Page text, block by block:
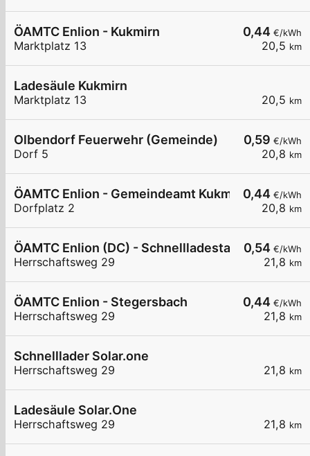
0,44 €/kWh
20,5 km
ÖAMTC Enlion - Kukmirn
Marktplatz 13
20,5 km
Ladesäule Kukmirn
Marktplatz 13
0,59 €/kWh
20,8 km
Olbendorf Feuerwehr (Gemeinde)
Dorf 5
0,44 €/kWh
20,8 km
ÖAMTC Enlion - Gemeindeamt Kukmirn
Dorfplatz 2
0,54 €/kWh
21,8 km
ÖAMTC Enlion (DC) - Schnellladestation
Herrschaftsweg 29
0,44 €/kWh
21,8 km
ÖAMTC Enlion - Stegersbach
Herrschaftsweg 29
21,8 km
Schnelllader Solar.one
Herrschaftsweg 29
21,8 km
Ladesäule Solar.One
Herrschaftsweg 29